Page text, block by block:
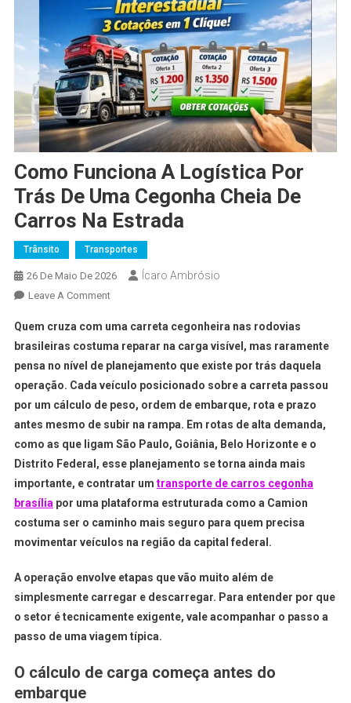
Como Funciona A Logística Por
Trás De Uma Cegonha Cheia De
Carros Na Estrada
Trânsito Transportes
26 De Maio De 2026 Ícaro Ambrósio
Leave A Comment
Quem cruza com uma carreta cegonheira nas rodovias
brasileiras costuma reparar na carga visível, mas raramente
pensa no nível de planejamento que existe por trás daquela
operação. Cada veículo posicionado sobre a carreta passou
por um cálculo de peso, ordem de embarque, rota e prazo
antes mesmo de subir na rampa. Em rotas de alta demanda,
como as que ligam São Paulo, Goiânia, Belo Horizonte e o
Distrito Federal, esse planejamento se torna ainda mais
importante, e contratar um transporte de carros cegonha
brasília por uma plataforma estruturada como a Camion
costuma ser o caminho mais seguro para quem precisa
movimentar veículos na região da capital federal.
A operação envolve etapas que vão muito além de
simplesmente carregar e descarregar. Para entender por que
o setor é tecnicamente exigente, vale acompanhar o passo a
passo de uma viagem típica.
O cálculo de carga começa antes do
embarque